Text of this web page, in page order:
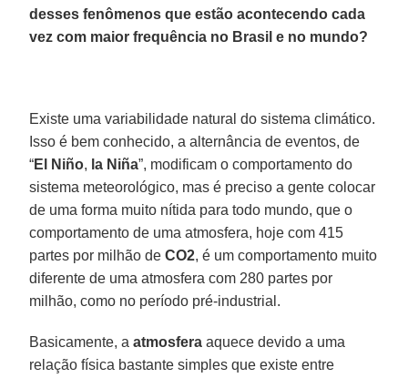
desses fenômenos que estão acontecendo cada
vez com maior frequência no Brasil e no mundo?
Existe uma variabilidade natural do sistema climático.
Isso é bem conhecido, a alternância de eventos, de
“El Niño, la Niña”, modificam o comportamento do
sistema meteorológico, mas é preciso a gente colocar
de uma forma muito nítida para todo mundo, que o
comportamento de uma atmosfera, hoje com 415
partes por milhão deCO2, é um comportamento muito
diferente de uma atmosfera com 280 partes por
milhão, como no período pré-industrial.
Basicamente, aatmosfera aquece devido a uma
relação física bastante simples que existe entre